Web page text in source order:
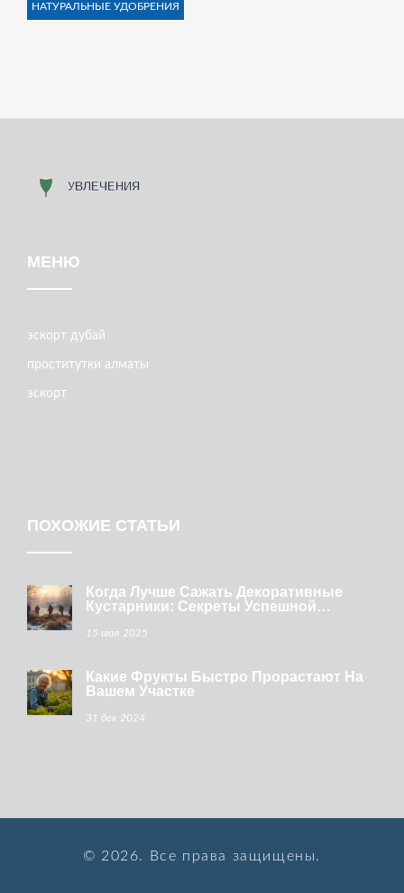
НАТУРАЛЬНЫЕ УДОБРЕНИЯ
МЕНЮ
эскорт дубай
проститутки алматы
эскорт
ПОХОЖИЕ СТАТЬИ
Когда Лучше Сажать Декоративные
Кустарники: Секреты Успешной
15 июл 2025
Какие Фрукты Быстро Прорастают На
Вашем Участке
31 дек 2024
© 2026. Все права защищены.